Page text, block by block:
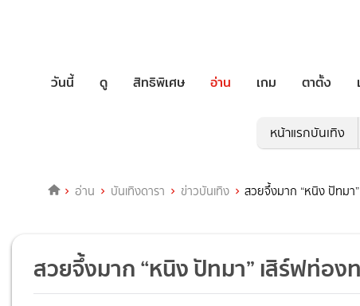
วันนี้ ดู สิทธิพิเศษ อ่าน เกม ตาตั้ง
หน้าแรกบันเทิง
อ่าน บันเทิงดารา ข่าวบันเทิง สวยจึ้งมาก “หนิง ปัทมา
สวยจึ้งมาก “หนิง ปัทมา” เสิร์ฟท่อง